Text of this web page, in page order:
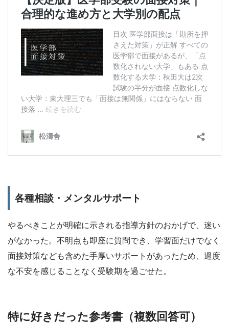
各種相談・メンタルサポート
やるべきことが明確に示される指導方針のおかげで、迷い
がなかった。不明点も即座に質問でき、学習面だけでなく
面接対策なども含めた手厚いサポートがあったため、過度
な不安を感じることなく受験期を過ごせた。
特に好きだった参考書（複数回答可）